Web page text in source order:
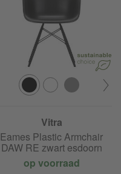
Vitra
Eames Plastic Armchair
DAW RE zwart esdoorn
op voorraad